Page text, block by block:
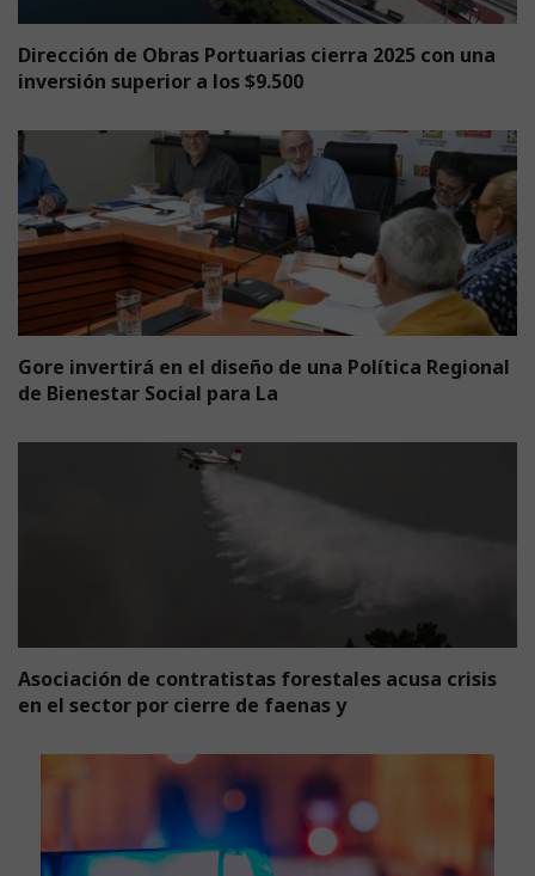
Dirección de Obras Portuarias cierra 2025 con una
inversión superior a los $9.500
Gore invertirá en el diseño de una Política Regional
de Bienestar Social para La
Asociación de contratistas forestales acusa crisis
en el sector por cierre de faenas y